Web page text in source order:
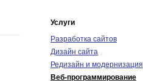
Услуги
Разработка сайтов
Дизайн сайта
Редизайн и модернизация
Веб-программирование